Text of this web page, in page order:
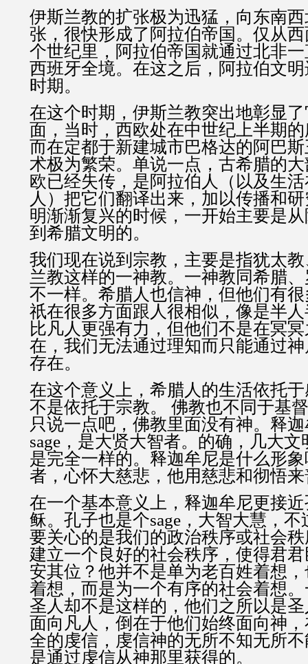
伊斯兰教的扩张极为迅猛，向东南
张，很快形成了阿拉伯帝国。仅从
个世纪里，阿拉伯帝国就通过北非
西班牙全境。在这之后，阿拉伯文
时期。
在这个时期，伊斯兰教突出地彰显
面，当时，西欧处在中世纪上半期
而在定都于新建城市巴格达的阿巴
术极为繁荣。单说一点，古希腊的
欧已经失传，是阿拉伯人（以及生
人）把它们翻译出来，加以传播和
明渐渐复兴的时候，一开始主要是
到希腊文明的。
我们现在说到宗教，主要是指犹太
兰教这样的一神教。一神教同希腊
不一样。希腊人也信神，但他们有
祇在很多方面跟人很相似，像是半
比凡人更强有力，但他们不是在冥
在，我们无法通过理知而只能通过
存在。
在这个意义上，希腊人的生活依托
不是依托于宗教。 佛教也不同于基
只说一点吧，佛教里面没有神。释
sage，是大贤大智者。的确，几大
是完全一样的。释迦牟尼是什么形
者，心怀大慈悲，他用慈悲和彻悟
在一个基本意义上，释迦牟尼更接
稣。孔子也是个sage，大智大慧，
要关心的是我们的政治秩序或社会
建立一个良好的社会秩序，使得君
安其位？他并不是单为老百姓着想
着想，而是为一个有序的社会着想
圣人却不是这样的，他们之所以是
面向凡人，倒在于他们始终面向神
全的虔信，虔信神的无所不知无所
是通过虔信从神那里获得的。